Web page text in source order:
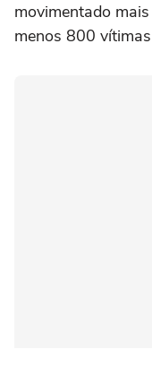
movimentado
menos 800